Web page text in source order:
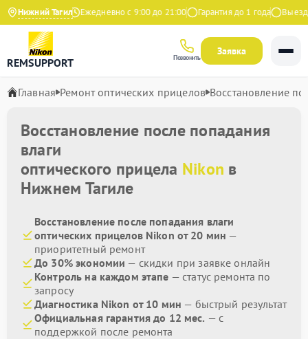
Нижний Тагил
4.9 на Яндекс Ежедневно с 9:00 до 21:00 Гарантия до 1 года Выезд
REMSUPPORT Позвонить
Заявка
Главная Ремонт оптических прицелов Восстановление
Восстановление после попадания
влаги
оптического прицела Nikon в
Нижнем Тагиле
Восстановление после попадания влаги
оптических прицелов Nikon от 20 мин —
приоритетный ремонт
До 30% экономии — скидки при заявке онлайн
Контроль на каждом этапе — статус ремонта по
запросу
Диагностика Nikon от 10 мин — быстрый результат
Официальная гарантия до 12 мес. — с
поддержкой после ремонта